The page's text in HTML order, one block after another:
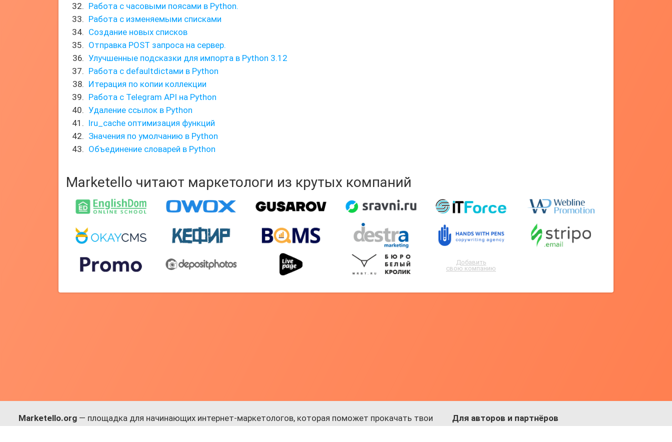
Работа с часовыми поясами в Python.
Работа с изменяемыми списками
Создание новых списков
Отправка POST запроса на сервер.
Улучшенные подсказки для импорта в Python 3.12
Работа с defaultdictами в Python
Итерация по копии коллекции
Работа с Telegram API на Python
Удаление ссылок в Python
lru_cache оптимизация функций
Значения по умолчанию в Python
Объединение словарей в Python
Marketello читают маркетологи из крутых компаний
Добавить
свою компанию
Marketello.org — площадка для начинающих интернет-маркетологов, которая поможет прокачать твои
Для авторов и партнёров